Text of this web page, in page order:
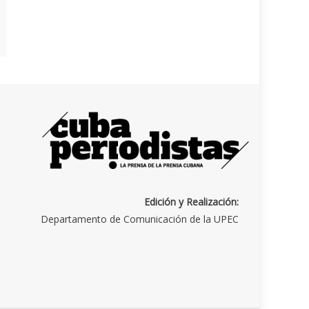
Edición y Realización:
Departamento de Comunicación de la UPEC